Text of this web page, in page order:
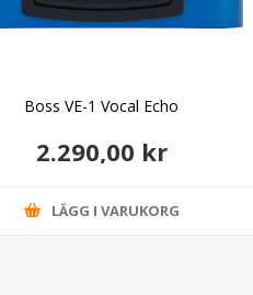
Boss VE-1 Vocal Echo
2.290,00 kr
LÄGG I VARUKORG